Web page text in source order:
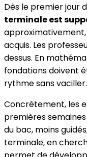
Dès le premier jour
terminale est
approximativement,
acquis. Les
dessus. En
fondations doivent
rythme sans vaciller.
Concrètement, les
premières
du bac, moins
terminale, en